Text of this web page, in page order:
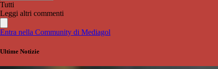
Tutti
Leggi altri commenti
Entra nella Community di Mediagol
Ultime Notizie